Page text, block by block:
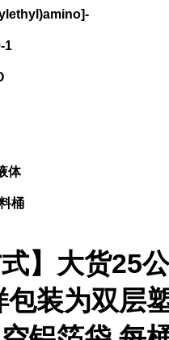
1
体
桶
式】大货25
包装为双层